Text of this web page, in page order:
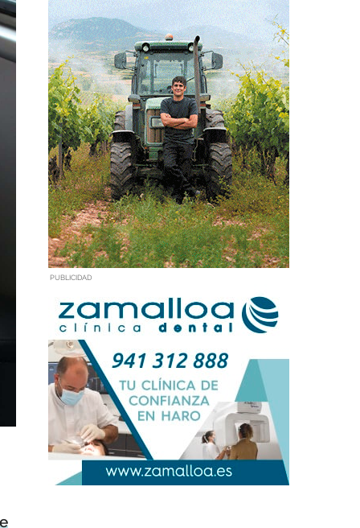
PUBLICIDAD